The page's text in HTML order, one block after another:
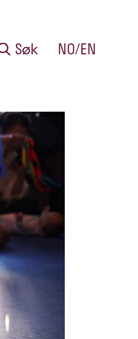
Søk NO/EN